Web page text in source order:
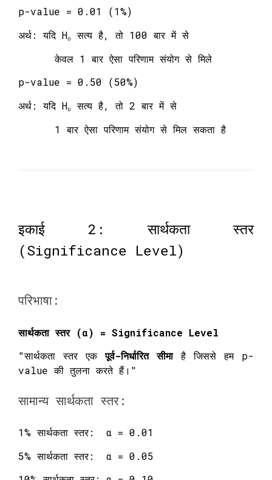
p-value = 0.01 (1%)
अर्थ: यदि H₀ सत्य है, तो 100 बार में से
केवल 1 बार ऐसा परिणाम संयोग से मिले
p-value = 0.50 (50%)
अर्थ: यदि H₀ सत्य है, तो 2 बार में से
1 बार ऐसा परिणाम संयोग से मिल सकता है
इकाई 2: सार्थकता स्तर
(Significance Level)
परिभाषा:
सार्थकता स्तर (α) = Significance Level
"सार्थकता स्तर एकपूर्व-निर्धारित सीमाहै जिससे हम p-
value की तुलना करते हैं।"
सामान्य सार्थकता स्तर:
1% सार्थकता स्तर: α = 0.01
5% सार्थकता स्तर: α = 0.05